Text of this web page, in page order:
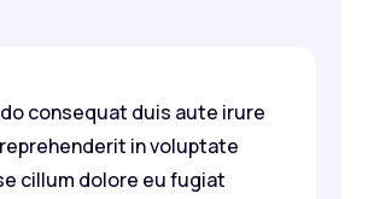
consequat duis aute irure
in voluptate
cillum dolore eu fugiat